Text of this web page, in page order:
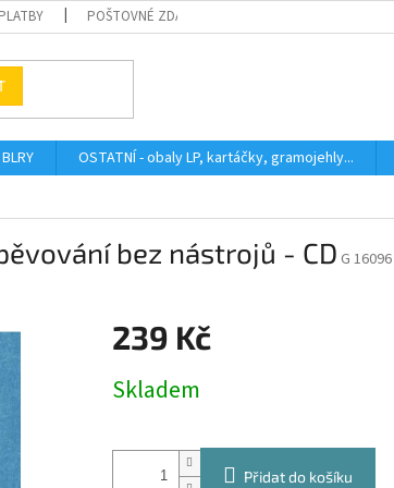
POŠTOVNÉ ZDARMA HODNOCENÍ STAVU
BLRY OSTATNÍ - obaly LP, kartáčky, gramojehly...
bez nástrojů - CD G 16096
239 Kč
cena:
Skladem
Přidat do košíku